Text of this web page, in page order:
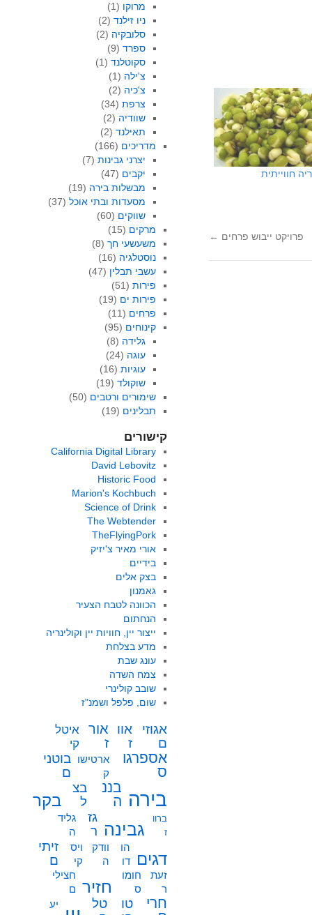
חווייתית
פרויקט ייבוש פרחים ←
מרוקו (1)
ניו זילנד (2)
סלובקיה (2)
ספרד (9)
סקוטלנד (1)
צ'ילה (1)
צ'כיה (2)
צרפת (34)
שוודיה (2)
תאילנד (2)
מדריכים (166)
יצרני גבינות (7)
יקבים (47)
מבשלות בירה (19)
מסעדות ובתי אוכל (37)
שווקים (60)
מרקים (15)
משעשעי חך(8)
נוסטלגיה (16)
עשבי תבלין (47)
פירות(51)
פירות ים (19)
פרחים (11)
קינוחים (95)
גלידה (8)
עוגה (24)
עוגיות (16)
שוקולד (19)
שימורים ורטבים (50)
תבלינים (19)
קישורים
California Digital Library
David Lebovitz
Historic Food
Marion's Kochbuch
Science of Drink
The Webtender
TheFlyingPork
אורי מאיר צ'יזיק
בידיים
בצק אלים
גאמנון
הכוונה לטבח הצעיר
הנחתום
ייצור יין, חוויות יין וקולינריה
מדע בצלחת
עונג שבת
צמח השדה
שובב קולינרי
שום, פלפל ושמנ"ז
אגוזי
ם
אוו
ז
אור
ז
איטל
קי
אספרגו
ס
ארטישו
ק
בוטני
ם
בירה
בננ
ה
בצ
ל
בקר
ברוו
ז
גבינה
גז
ר
גליד
ה
דגים
הו
דו
וודק
ה
ויס
קי
זיתי
ם
זעת
ר
חומו
ס
חזיר
חצילי
ם
חרי
טו
טל
יע